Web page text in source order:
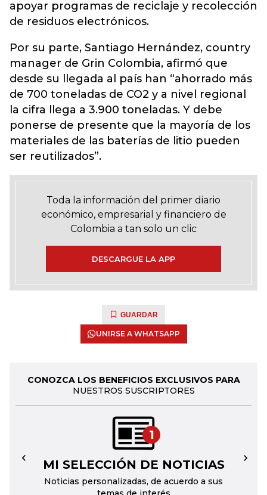
apoyar programas de reciclaje y recolección
de residuos electrónicos.
Por su parte, Santiago Hernández, country
manager de Grin Colombia, afirmó que
desde su llegada al país han “ahorrado más
de 700 toneladas de CO2 y a nivel regional
la cifra llega a 3.900 toneladas. Y debe
ponerse de presente que la mayoría de los
materiales de las baterías de litio pueden
ser reutilizados”.
Toda la información del primer diario
económico, empresarial y financiero de
Colombia a tan solo un clic
DESCARGUE LA APP
GUARDAR
UNIRSE A WHATSAPP
CONOZCA LOS BENEFICIOS EXCLUSIVOS PARA
NUESTROS SUSCRIPTORES
1
MI SELECCIÓN DE NOTICIAS
Noticias personalizadas, de acuerdo a sus
← →